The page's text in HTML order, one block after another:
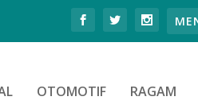
OTOMOTIF RAGAM